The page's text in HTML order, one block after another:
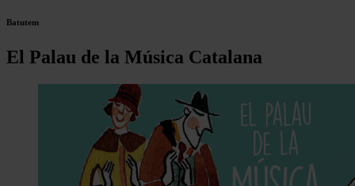
Batutem
El Palau de la Música Catalana